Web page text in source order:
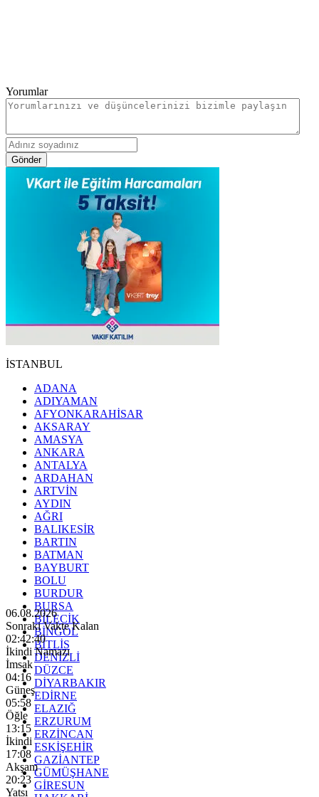
Yorumlar
Gönder
İSTANBUL
ADANA
ADIYAMAN
AFYONKARAHİSAR
AKSARAY
AMASYA
ANKARA
ANTALYA
ARDAHAN
ARTVİN
AYDIN
AĞRI
BALIKESİR
BARTIN
BATMAN
BAYBURT
BOLU
BURDUR
BURSA
BİLECİK
BİNGÖL
BİTLİS
DENİZLİ
DÜZCE
DİYARBAKIR
EDİRNE
ELAZIĞ
ERZURUM
ERZİNCAN
ESKİŞEHİR
GAZİANTEP
GÜMÜŞHANE
GİRESUN
06.08.2026
Sonraki Vakte Kalan
02:42:38
İkindi Namazı
İmsak
04:16
Güneş
05:58
Öğle
13:15
İkindi
17:08
Akşam
20:23
Yatsı